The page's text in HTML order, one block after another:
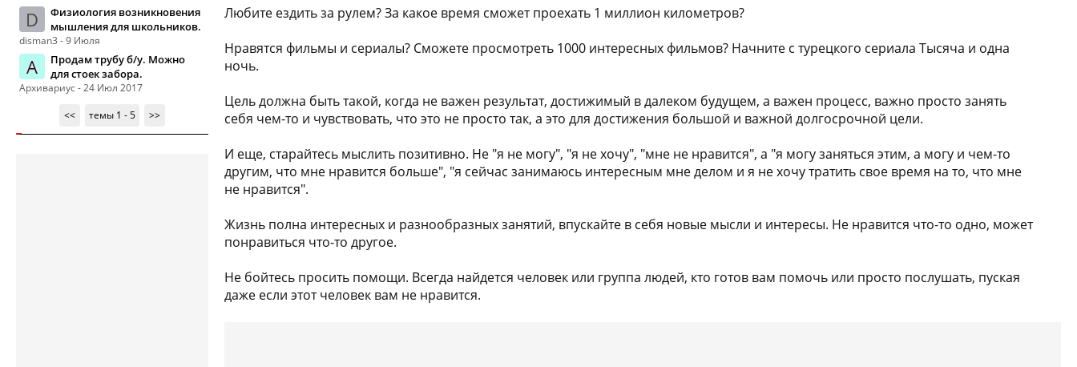
D
Физиология возникновения
мышления для школьников.
disman3 - 9 Июля
А
Продам трубу б/у. Можно
для стоек забора.
Архивариус - 24 Июл 2017
<<
темы 1 - 5 >>
Любите ездить за рулем? За какое время сможет проехать 1 миллион километров?
Нравятся фильмы и сериалы? Сможете просмотреть 1000 интересных фильмов? Начните с турецкого сериала Тысяча и одна
ночь.
Цель должна быть такой, когда не важен результат, достижимый в далеком будущем, а важен процесс, важно просто занять
себя чем-то и чувствовать, что это не просто так, а это для достижения большой и важной долгосрочной цели.
И еще, старайтесь мыслить позитивно. Не "я не могу", "я не хочу", "мне не нравится", а "я могу заняться этим, а могу и чем-то
другим, что мне нравится больше", "я сейчас занимаюсь интересным мне делом и я не хочу тратить свое время на то, что мне
не нравится".
Жизнь полна интересных и разнообразных занятий, впускайте в себя новые мысли и интересы. Не нравится что-то одно, может
понравиться что-то другое.
Не бойтесь просить помощи. Всегда найдется человек или группа людей, кто готов вам помочь или просто послушать, пуская
даже если этот человек вам не нравится.